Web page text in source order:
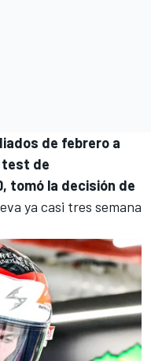
de febrero a
test de
tomó la decisión de
ya casi tres semana